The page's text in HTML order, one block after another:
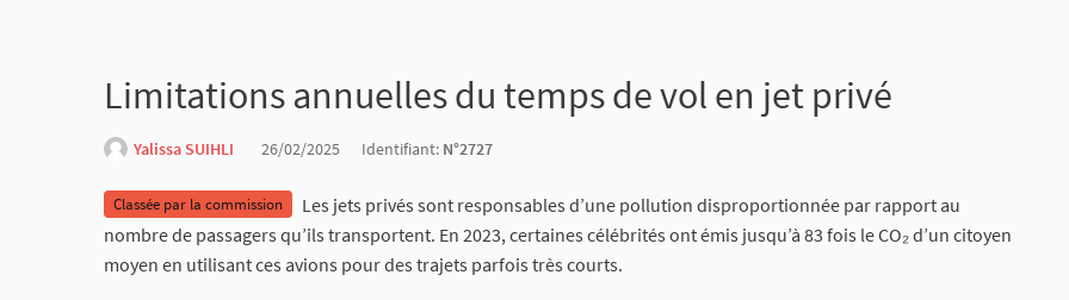
Limitations annuelles du temps de vol en jet privé
Yalissa SUIHLI 26/02/2025 Identifiant: N°2727
Classée par la commission
Les jets privés sont responsables d’une pollution disproportionnée par rapport au
nombre de passagers qu’ils transportent. En 2023, certaines célébrités ont émis jusqu’à 83 fois le CO₂ d’un citoyen
moyen en utilisant ces avions pour des trajets parfois très courts.